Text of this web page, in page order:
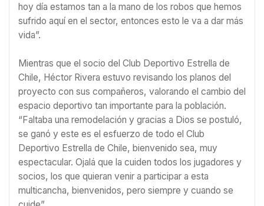
hoy día estamos tan a la mano de los robos que hemos
sufrido aquí en el sector, entonces esto le va a dar más
vida”.
Mientras que el socio del Club Deportivo Estrella de
Chile, Héctor Rivera estuvo revisando los planos del
proyecto con sus compañeros, valorando el cambio del
espacio deportivo tan importante para la población.
“Faltaba una remodelación y gracias a Dios se postuló,
se ganó y este es el esfuerzo de todo el Club
Deportivo Estrella de Chile, bienvenido sea, muy
espectacular. Ojalá que la cuiden todos los jugadores y
socios, los que quieran venir a participar a esta
multicancha, bienvenidos, pero siempre y cuando se